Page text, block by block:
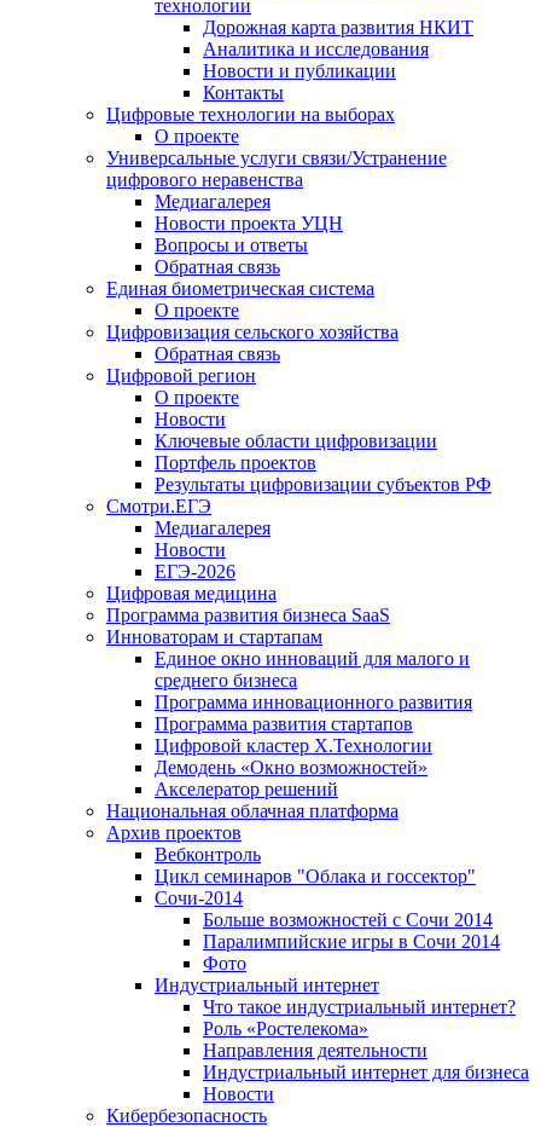
технологии
Дорожная карта развития НКИТ
Аналитика и исследования
Новости и публикации
Контакты
Цифровые технологии на выборах
О проекте
Универсальные услуги связи/Устранение
цифрового неравенства
Медиагалерея
Новости проекта УЦН
Вопросы и ответы
Обратная связь
Единая биометрическая система
О проекте
Цифровизация сельского хозяйства
Обратная связь
Цифровой регион
О проекте
Новости
Ключевые области цифровизации
Портфель проектов
Результаты цифровизации субъектов РФ
Смотри.ЕГЭ
Медиагалерея
Новости
ЕГЭ-2026
Цифровая медицина
Программа развития бизнеса SaaS
Инноваторам и стартапам
Единое окно инноваций для малого и
среднего бизнеса
Программа инновационного развития
Программа развития стартапов
Цифровой кластер X.Технологии
Демодень «Окно возможностей»
Акселератор решений
Национальная облачная платформа
Архив проектов
Вебконтроль
Цикл семинаров "Облака и госсектор"
Сочи-2014
Больше возможностей с Сочи 2014
Паралимпийские игры в Сочи 2014
Фото
Индустриальный интернет
Что такое индустриальный интернет?
Роль «Ростелекома»
Направления деятельности
Индустриальный интернет для бизнеса
Новости
Кибербезопасность